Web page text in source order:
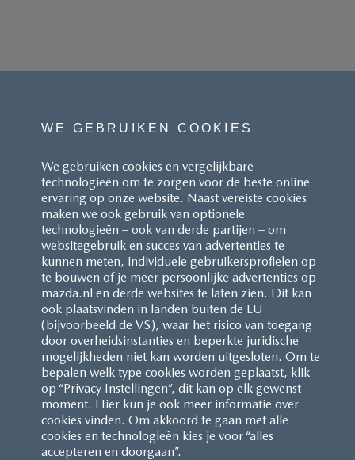
WE GEBRUIKEN COOKIES
We gebruiken cookies en vergelijkbare
technologieën om te zorgen voor de beste online
ervaring op onze website. Naast vereiste cookies
maken we ook gebruik van optionele
technologieën – ook van derde partijen – om
websitegebruik en succes van advertenties te
kunnen meten, individuele gebruikersprofielen op
te bouwen of je meer persoonlijke advertenties op
mazda.nl en derde websites te laten zien. Dit kan
ook plaatsvinden in landen buiten de EU
(bijvoorbeeld de VS), waar het risico van toegang
door overheidsinstanties en beperkte juridische
mogelijkheden niet kan worden uitgesloten. Om te
bepalen welk type cookies worden geplaatst, klik
op “Privacy Instellingen”, dit kan op elk gewenst
moment. Hier kun je ook meer informatie over
cookies vinden. Om akkoord te gaan met alle
cookies en technologieën kies je voor “alles
accepteren en doorgaan”.